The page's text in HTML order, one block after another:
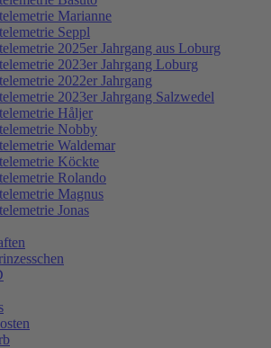
Marianne
Seppl
2025er Jahrgang aus Loburg
2023er Jahrgang Loburg
2022er Jahrgang
2023er Jahrgang Salzwedel
Håljer
Nobby
Waldemar
Köckte
Rolando
Magnus
Jonas